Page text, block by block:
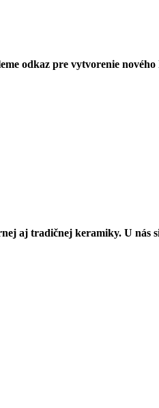
odkaz pre vytvorenie nového
aj tradičnej keramiky. U nás